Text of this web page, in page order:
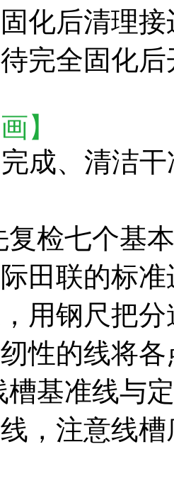
化后清理
完全固化
】
成、清洁干
复检七个基
田联的标
用钢尺把
性的线将
槽基准线与
，注意线